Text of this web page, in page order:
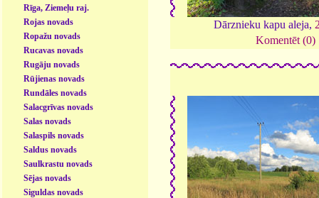
Rīga, Ziemeļu raj.
Rojas novads
Ropažu novads
Rucavas novads
Rugāju novads
Rūjienas novads
Rundāles novads
Salacgrīvas novads
Salas novads
Salaspils novads
Saldus novads
Saulkrastu novads
Sējas novads
Siguldas novads
Dārznieku kapu aleja,
Komentēt (0)